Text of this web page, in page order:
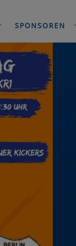
SPONSOREN